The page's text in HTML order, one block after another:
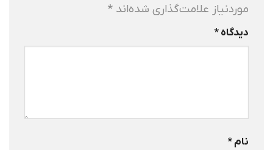
موردنیاز علامت‌گذاری شده‌اند *
دیدگاه*
نام*